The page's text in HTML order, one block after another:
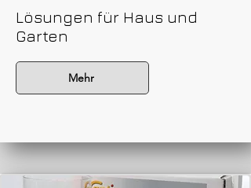
Lösungen für Haus und
Garten
Mehr